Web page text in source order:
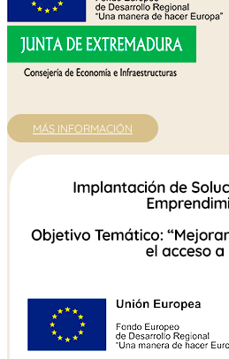
MÁS INFORMACIÓN